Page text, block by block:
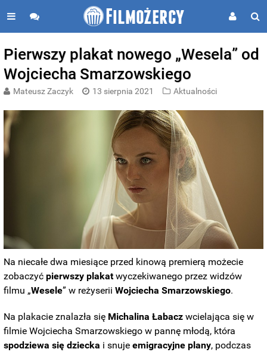
Pierwszy plakat nowego „Wesela” od
Wojciecha Smarzowskiego
Mateusz Zaczyk 13 sierpnia 2021 Aktualności
Na niecałe dwa miesiące przed kinową premierą możecie
zobaczyćpierwszy plakatwyczekiwanego przez widzów
filmu „Wesele” w reżyseriiWojciecha Smarzowskiego.
Na plakacie znalazła się Michalina Łabacz wcielająca się w
filmie Wojciecha Smarzowskiego w pannę młodą, która
spodziewa się dziecka i snujeemigracyjne plany, podczas